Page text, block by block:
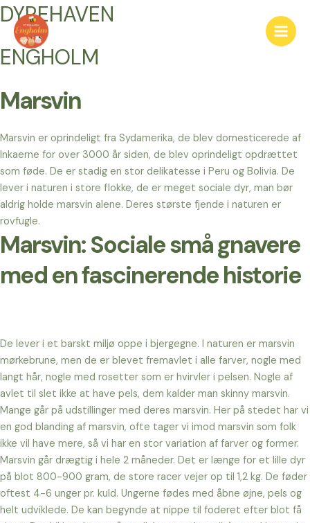
Gå
til
indholdet
Main
DYREHAVEN
ENGHOLM
Marsvin
Marsvin er oprindeligt fra Sydamerika, de blev domesticerede af
Inkaerne for over 3000 år siden, de blev oprindeligt opdrættet
som føde. De er stadig en stor delikatesse i Peru og Bolivia. De
lever i naturen i store flokke, de er meget sociale dyr, man bør
aldrig holde marsvin alene. Deres største fjende i naturen er
rovfugle.
Marsvin: Sociale små gnavere
med en fascinerende historie
De lever i et barskt miljø oppe i bjergegne. I naturen er marsvin
mørkebrune, men de er blevet fremavlet i alle farver, nogle med
langt hår, nogle med rosetter som er hvirvler i pelsen. Nogle af
avlet til slet ikke at have pels, dem kalder man skinny marsvin.
Mange går på udstillinger med deres marsvin. Her på stedet har vi
en god blanding af marsvin, ofte tager vi imod marsvin som folk
ikke vil have mere, så vi har en stor variation af farver og former.
Marsvin går drægtig i hele 2 måneder. Det er længe for et lille dyr
på blot 800-900 gram, de store racer vejer op til 1,2 kg. De føder
oftest 4-6 unger pr. kuld. Ungerne fødes med åbne øjne, pels og
helt udviklede. De kan begynde at nippe til foderet efter blot få